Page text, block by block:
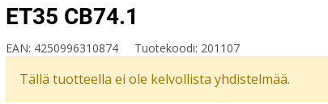
ET35 CB74.1
EAN: 4250996310874 Tuotekoodi: 201107
Tällä tuotteella ei ole kelvollista yhdistelmää.